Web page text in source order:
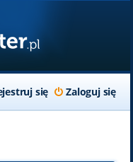
Zaloguj się
się